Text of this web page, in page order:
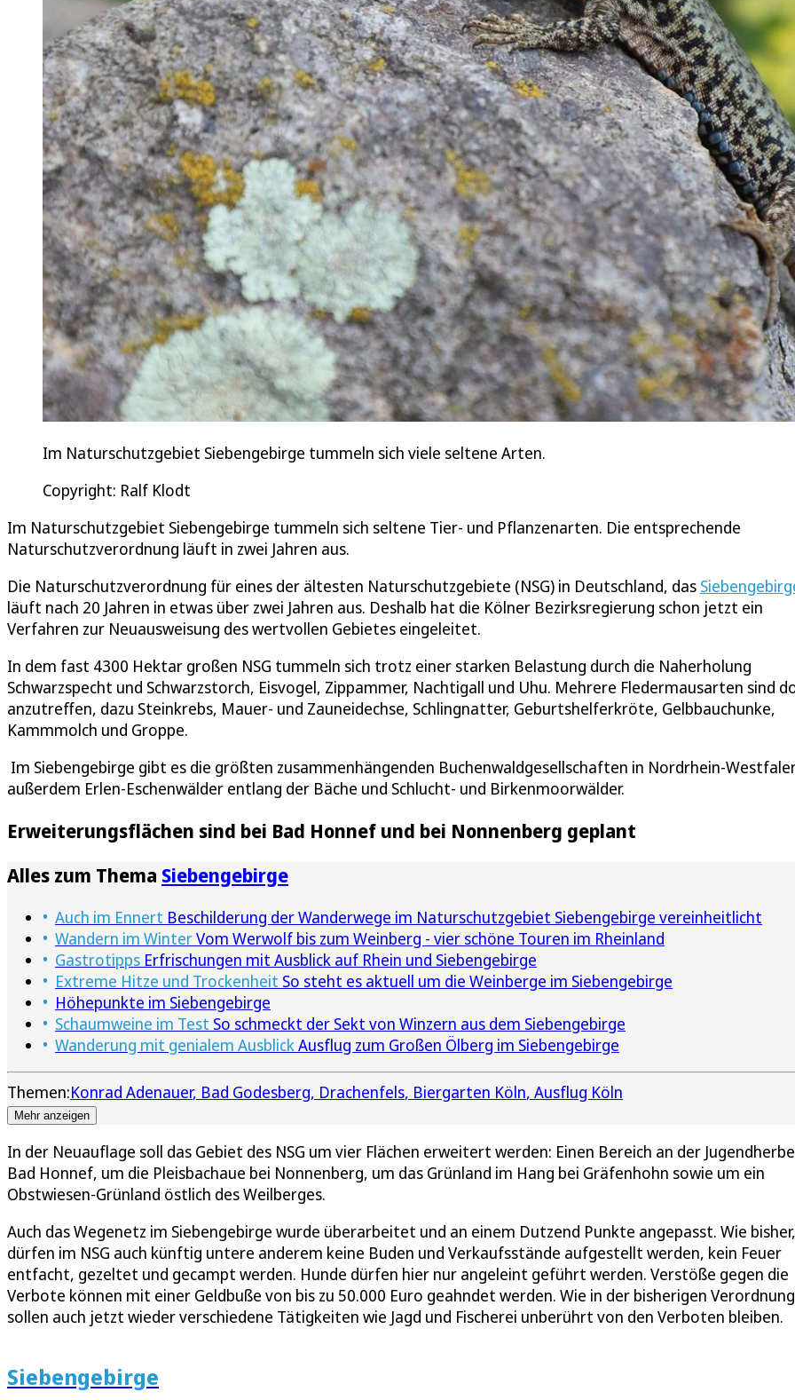
Im Naturschutzgebiet Siebengebirge tummeln sich viele seltene Arten.
Copyright: Ralf Klodt
Im Naturschutzgebiet Siebengebirge tummeln sich seltene Tier- und Pflanzenarten. Die entsprechende
Naturschutzverordnung läuft in zwei Jahren aus.
Die Naturschutzverordnung für eines der ältesten Naturschutzgebiete (NSG) in Deutschland, das
läuft nach 20 Jahren in etwas über zwei Jahren aus. Deshalb hat die Kölner Bezirksregierung schon jetzt ein
Verfahren zur Neuausweisung des wertvollen Gebietes eingeleitet.
In dem fast 4300 Hektar großen NSG tummeln sich trotz einer starken Belastung durch die Naherholung
Schwarzspecht und Schwarzstorch, Eisvogel, Zippammer, Nachtigall und Uhu. Mehrere Fledermausarten sind
anzutreffen, dazu Steinkrebs, Mauer- und Zauneidechse, Schlingnatter, Geburtshelferkröte, Gelbbauchunke,
Kammmolch und Groppe.
Im Siebengebirge gibt es die größten zusammenhängenden Buchenwaldgesellschaften in Nordrhein-
außerdem Erlen-Eschenwälder entlang der Bäche und Schlucht- und Birkenmoorwälder.
Erweiterungsflächen sind bei Bad Honnef und bei Nonnenberg geplant
Alles zum Thema Siebengebirge
Auch im Ennert Beschilderung der Wanderwege im Naturschutzgebiet Siebengebirge vereinheitlicht
Wandern im WinterVom Werwolf bis zum Weinberg - vier schöne Touren im Rheinland
Gastrotipps Erfrischungen mit Ausblick auf Rhein und Siebengebirge
Extreme Hitze und Trockenheit So steht es aktuell um die Weinberge im Siebengebirge
Höhepunkte im Siebengebirge
Schaumweine im Test So schmeckt der Sekt von Winzern aus dem Siebengebirge
Wanderung mit genialem AusblickAusflug zum Großen Ölberg im Siebengebirge
Themen:Konrad Adenauer Bad Godesberg Drachenfels Biergarten Köln Ausflug Köln
Mehr anzeigen
In der Neuauflage soll das Gebiet des NSG um vier Flächen erweitert werden: Einen Bereich an der
Bad Honnef, um die Pleisbachaue bei Nonnenberg, um das Grünland im Hang bei Gräfenhohn sowie um ein
Obstwiesen-Grünland östlich des Weilberges.
Auch das Wegenetz im Siebengebirge wurde überarbeitet und an einem Dutzend Punkte angepasst. Wie bisher,
dürfen im NSG auch künftig untere anderem keine Buden und Verkaufsstände aufgestellt werden, kein Feuer
entfacht, gezeltet und gecampt werden. Hunde dürfen hier nur angeleint geführt werden. Verstöße gegen die
Verbote können mit einer Geldbuße von bis zu 50.000 Euro geahndet werden. Wie in der bisherigen Verordnung
sollen auch jetzt wieder verschiedene Tätigkeiten wie Jagd und Fischerei unberührt von den Verboten bleiben.
Siebengebirge